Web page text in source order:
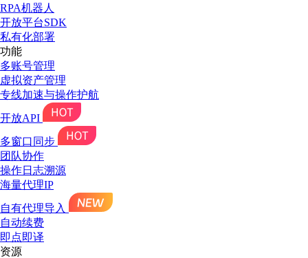
RPA机器人
开放平台SDK
私有化部署
功能
多账号管理
虚拟资产管理
专线加速与操作护航
开放API
多窗口同步
团队协作
操作日志溯源
海量代理IP
自有代理导入
自动续费
即点即译
资源